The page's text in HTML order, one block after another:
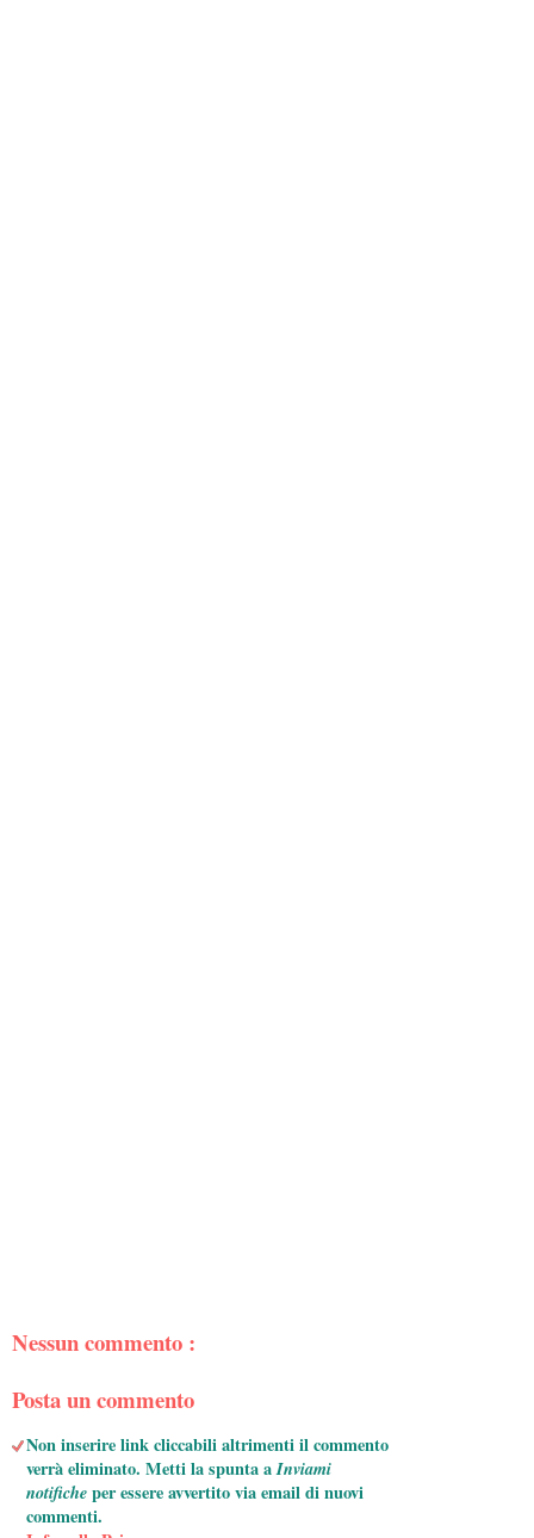
Nessun commento :
Posta un commento
Non inserire link cliccabili altrimenti il commento
verrà eliminato. Metti la spunta aInviami
notificheper essere avvertito via email di nuovi
commenti.